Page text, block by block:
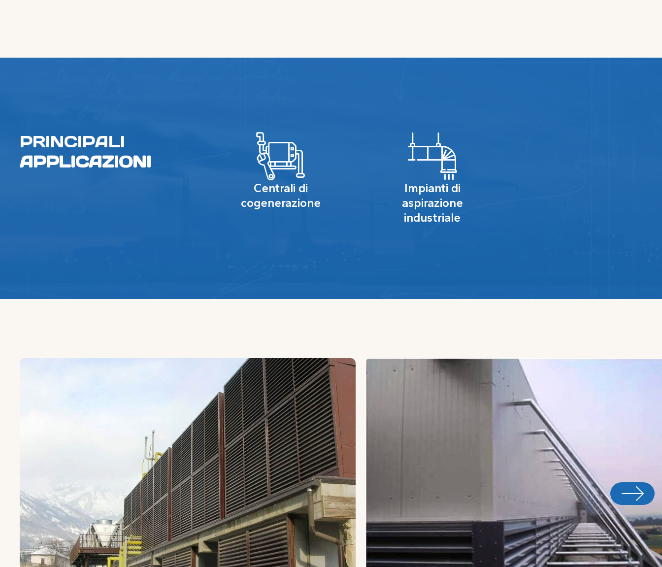
PRINCIPALI
APPLICAZIONI
Centrali di
cogenerazione
Impianti di
aspirazione
industriale